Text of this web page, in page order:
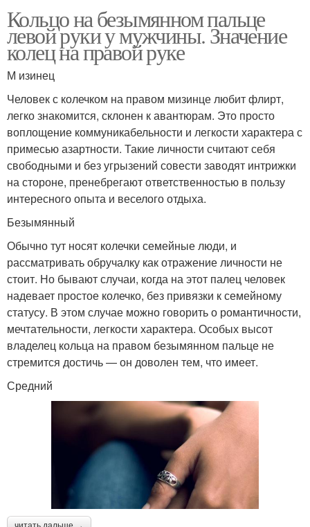
Кольцо на безымянном пальце
левой руки у мужчины. Значение
колец на правой руке
М изинец
Человек с колечком на правом мизинце любит флирт,
легко знакомится, склонен к авантюрам. Это просто
воплощение коммуникабельности и легкости характера с
примесью азартности. Такие личности считают себя
свободными и без угрызений совести заводят интрижки
на стороне, пренебрегают ответственностью в пользу
интересного опыта и веселого отдыха.
Безымянный
Обычно тут носят колечки семейные люди, и
рассматривать обручалку как отражение личности не
стоит. Но бывают случаи, когда на этот палец человек
надевает простое колечко, без привязки к семейному
статусу. В этом случае можно говорить о романтичности,
мечтательности, легкости характера. Особых высот
владелец кольца на правом безымянном пальце не
стремится достичь — он доволен тем, что имеет.
Средний